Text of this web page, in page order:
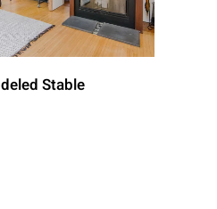
Stable